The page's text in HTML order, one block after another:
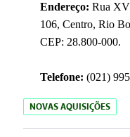
Endereço: Rua XV
106, Centro, Rio
CEP: 28.800-000.
Telefone: (021)
NOVAS AQUISIÇÕES